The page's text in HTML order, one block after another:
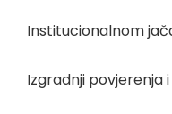
Institucionalnom
Izgradnji povjerenja